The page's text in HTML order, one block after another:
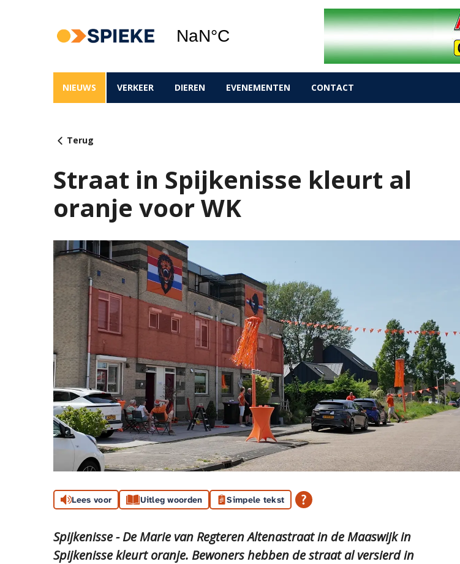
NIEUWS VERKEER DIEREN EVENEMENTEN CONTACT
Terug
Straat in Spijkenisse kleurt al
oranje voor WK
Lees voor Uitleg woorden Simpele tekst
Spijkenisse - De Marie van Regteren Altenastraat in de Maaswijk in
Spijkenisse kleurt oranje. Bewoners hebben de straat al versierd in